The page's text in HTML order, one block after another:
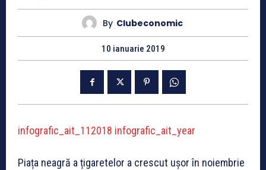
By Clubeconomic
10 ianuarie 2019
infografic_ait_112018 infografic_ait_year
Piața neagră a țigaretelor a crescut ușor în noiembrie